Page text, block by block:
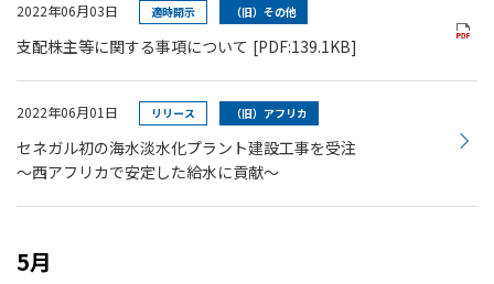
2022年06月03日 適時開示 （旧）その他
支配株主等に関する事項について [PDF:139.1KB]
2022年06月01日 リリース （旧）アフリカ
セネガル初の海水淡水化プラント建設工事を受注
～西アフリカで安定した給水に貢献～
5月